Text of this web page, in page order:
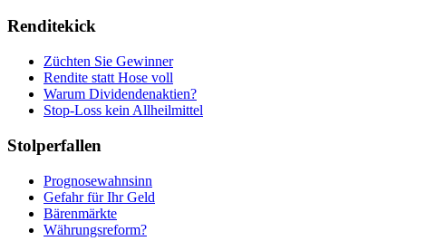
Renditekick
Züchten Sie Gewinner
Rendite statt Hose voll
Warum Dividendenaktien?
Stop-Loss kein Allheilmittel
Stolperfallen
Prognosewahnsinn
Gefahr für Ihr Geld
Bärenmärkte
Währungsreform?